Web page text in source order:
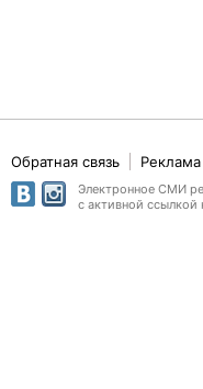
Обратная связь
Электронное СМИ
с активной ссылкой